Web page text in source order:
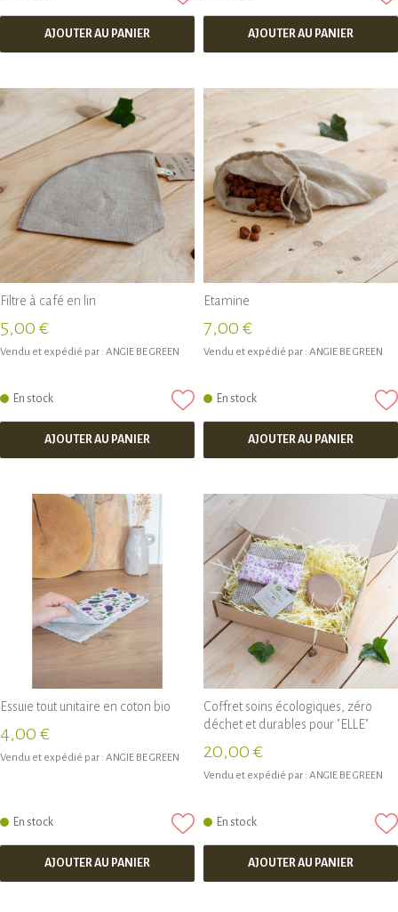
AJOUTER AU PANIER AJOUTER AU PANIER
Filtre à café en lin
5,00 €
Vendu et expédié par : ANGIE BE GREEN
En stock
AJOUTER AU PANIER
Etamine
7,00 €
Vendu et expédié par : ANGIE BE GREEN
En stock
AJOUTER AU PANIER
Essuie tout unitaire en coton bio
4,00 €
Vendu et expédié par : ANGIE BE GREEN
En stock
AJOUTER AU PANIER
Coffret soins écologiques, zéro
déchet et durables pour "ELLE"
20,00 €
Vendu et expédié par : ANGIE BE GREEN
En stock
AJOUTER AU PANIER